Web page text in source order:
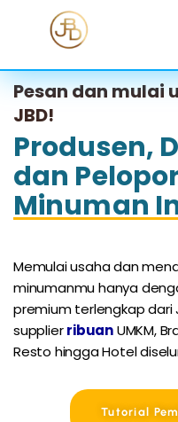
Pesan dan mulai
JBD!
Produsen,
dan
Minuman
Memulai usaha dan
minumanmu hanya
premium terlengkap dari
supplierribuanUMKM,
Resto hingga Hotel
Tutorial